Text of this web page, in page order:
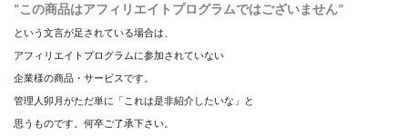
“この商品はアフィリエイトプログラムではございません”
という文言が足されている場合は、
アフィリエイトプログラムに参加されていない
企業様の商品・サービスです。
管理人卯月がただ単に「これは是非紹介したいな」と
思うものです。何卒ご了承下さい。